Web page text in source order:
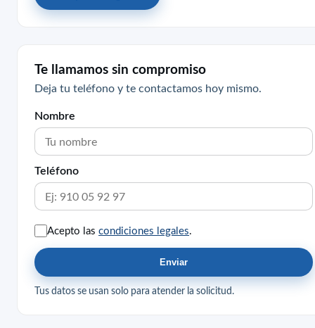
Te llamamos sin compromiso
Deja tu teléfono y te contactamos hoy mismo.
Nombre
Teléfono
Acepto las condiciones legales.
Enviar
Tus datos se usan solo para atender la solicitud.